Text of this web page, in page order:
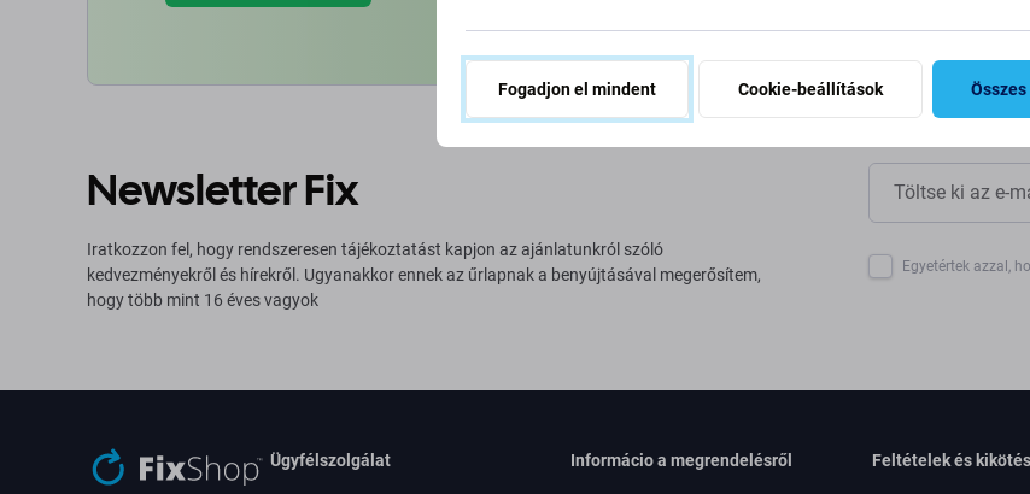
Newsletter Fix
Iratkozzon fel, hogy rendszeresen tájékoztatást kapjon az ajánlatunkról szóló
kedvezményekről és hírekről. Ugyanakkor ennek az űrlapnak a benyújtásával megerősítem,
hogy több mint 16 éves vagyok
Egyetértek azzal,
Ügyfélszolgálat Informácio a megrendelésről Feltételek és
Fogadjon el mindent Cookie-beállítások